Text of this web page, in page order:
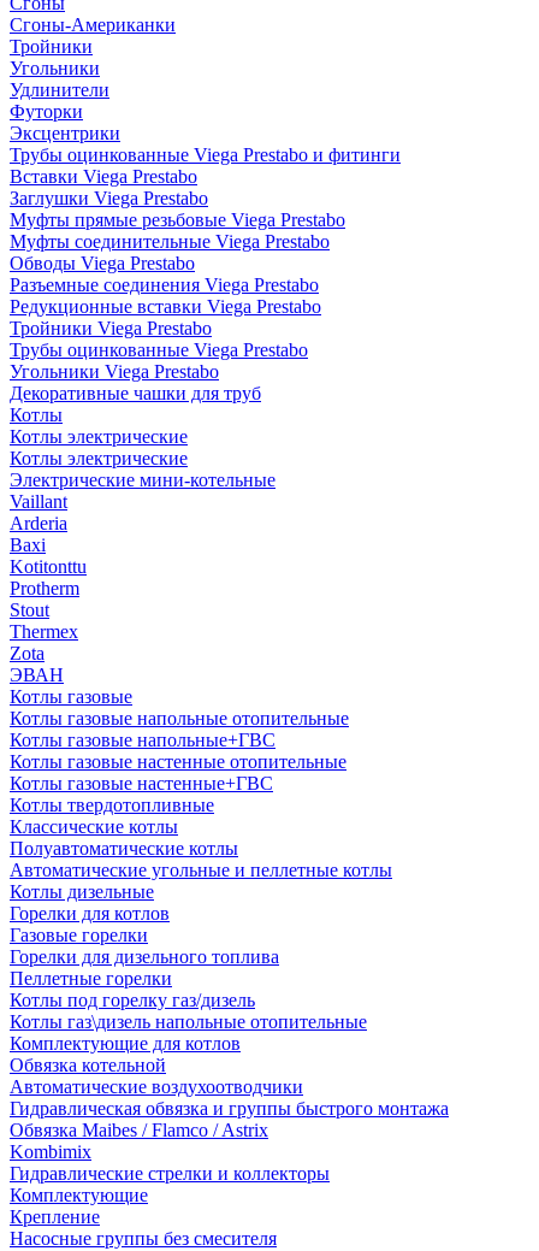
Сгоны-Американки
Тройники
Угольники
Удлинители
Футорки
Эксцентрики
Трубы оцинкованные Viega Prestabo и фитинги
Вставки Viega Prestabo
Заглушки Viega Prestabo
Муфты прямые резьбовые Viega Prestabo
Муфты соединительные Viega Prestabo
Обводы Viega Prestabo
Разъемные соединения Viega Prestabo
Редукционные вставки Viega Prestabo
Тройники Viega Prestabo
Трубы оцинкованные Viega Prestabo
Угольники Viega Prestabo
Декоративные чашки для труб
Котлы
Котлы электрические
Котлы электрические
Электрические мини-котельные
Vaillant
Arderia
Baxi
Kotitonttu
Protherm
Stout
Thermex
Zota
ЭВАН
Котлы газовые
Котлы газовые напольные отопительные
Котлы газовые напольные+ГВС
Котлы газовые настенные отопительные
Котлы газовые настенные+ГВС
Котлы твердотопливные
Классические котлы
Полуавтоматические котлы
Автоматические угольные и пеллетные котлы
Котлы дизельные
Горелки для котлов
Газовые горелки
Горелки для дизельного топлива
Пеллетные горелки
Котлы под горелку газ/дизель
Котлы газ\дизель напольные отопительные
Комплектующие для котлов
Обвязка котельной
Автоматические воздухоотводчики
Гидравлическая обвязка и группы быстрого монтажа
Обвязка Maibes / Flamco / Astrix
Kombimix
Гидравлические стрелки и коллекторы
Комплектующие
Крепление
Насосные группы без смесителя